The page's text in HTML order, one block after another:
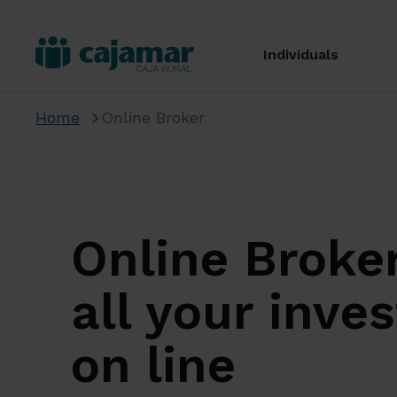
Individuals
Home Online Broker
Online
all your
on line